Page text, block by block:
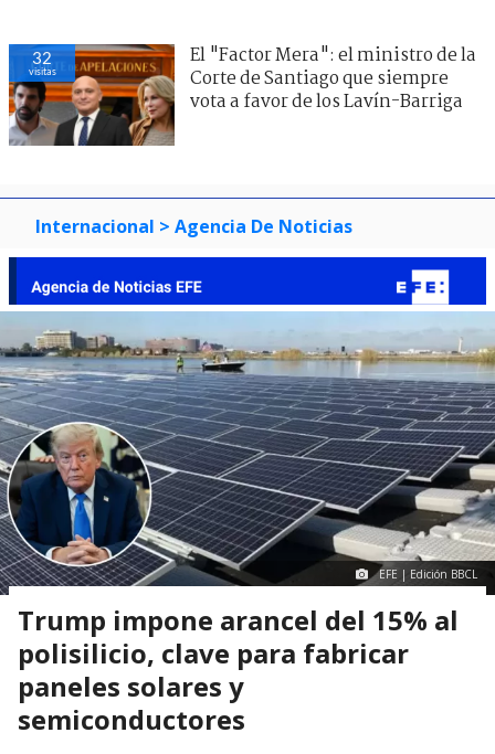
32
visitas
El "Factor Mera": el ministro de la
Corte de Santiago que siempre
vota a favor de los Lavín-Barriga
Internacional > Agencia De Noticias
EFE | Edición BBCL
Trump impone arancel del 15% al
polisilicio, clave para fabricar
paneles solares y
semiconductores